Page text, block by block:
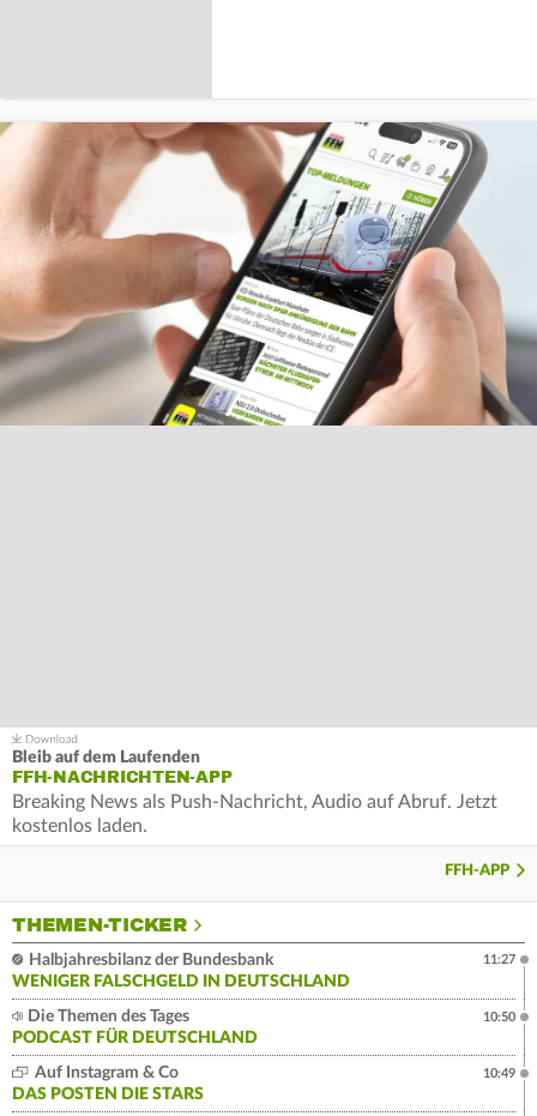
Bleib auf dem Laufenden
FFH-NACHRICHTEN-APP
Breaking News als Push-Nachricht, Audio auf Abruf. Jetzt
kostenlos laden.
FFH-APP
THEMEN-TICKER
Halbjahresbilanz der Bundesbank
WENIGER FALSCHGELD IN DEUTSCHLAND
11:27
Die Themen des Tages
PODCAST FÜR DEUTSCHLAND
10:50
Auf Instagram & Co
DAS POSTEN DIE STARS
10:49